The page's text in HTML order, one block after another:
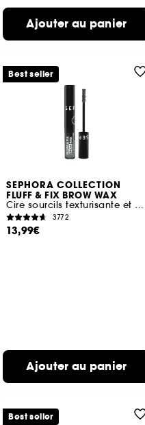
Ajouter au panier
SEPHORA COLLECTION
FLUFF & FIX BROW WAX
Cire sourcils texturisante et fixante
3772
13,99€
Ajouter au panier
Best seller
Best seller